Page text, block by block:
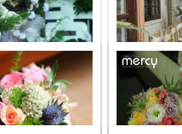
VNĐ
Danh mục:Hoa
Giá tham khảo